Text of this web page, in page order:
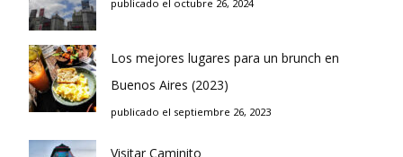
publicado el octubre 26, 2024
Los mejores lugares para un brunch en
Buenos Aires (2023)
publicado el septiembre 26, 2023
Visitar Caminito